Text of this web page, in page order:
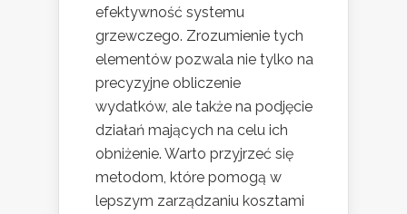
efektywność systemu
grzewczego. Zrozumienie tych
elementów pozwala nie tylko na
precyzyjne obliczenie
wydatków, ale także na podjęcie
działań mających na celu ich
obniżenie. Warto przyjrzeć się
metodom, które pomogą w
lepszym zarządzaniu kosztami